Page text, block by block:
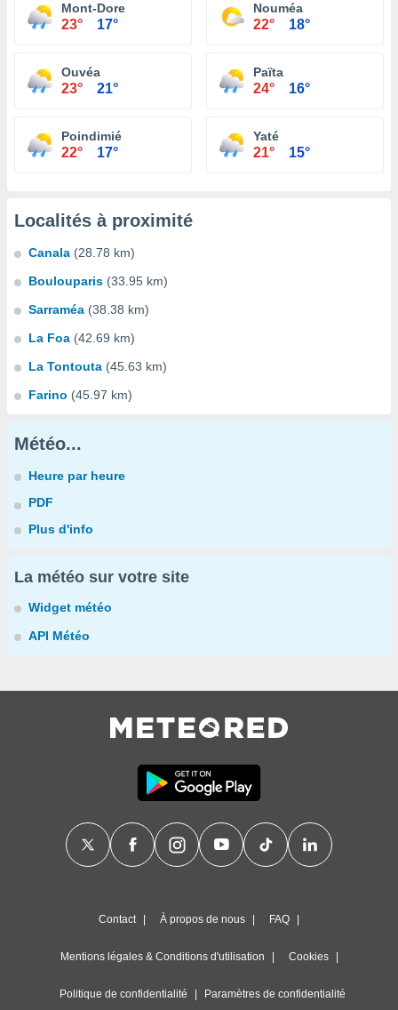
Mont-Dore
23° 17°
Nouméa
22° 18°
Ouvéa
23° 21°
Païta
24° 16°
Poindimié
22° 17°
Yaté
21° 15°
Localités à proximité
Canala (28.78 km)
Boulouparis (33.95 km)
Sarraméa (38.38 km)
La Foa (42.69 km)
La Tontouta (45.63 km)
Farino (45.97 km)
Météo...
Heure par heure
PDF
Plus d'info
La météo sur votre site
Widget météo
API Météo
Contact À propos de nous FAQ
Mentions légales & Conditions d'utilisation Cookies
Politique de confidentialité Paramètres de confidentialité